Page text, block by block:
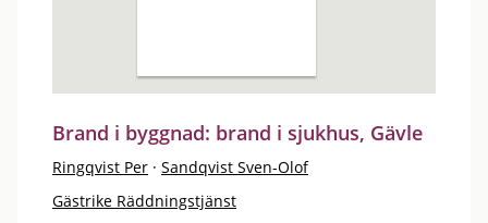
Brand i byggnad: brand i sjukhus, Gävle
Ringqvist Per · Sandqvist Sven-Olof
Gästrike Räddningstjänst